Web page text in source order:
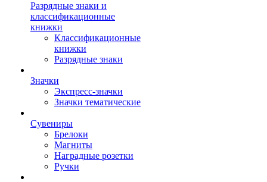
Разрядные знаки и
классификационные
книжки
Классификационные
книжки
Разрядные знаки
Значки
Экспресс-значки
Значки тематические
Сувениры
Брелоки
Магниты
Наградные розетки
Ручки